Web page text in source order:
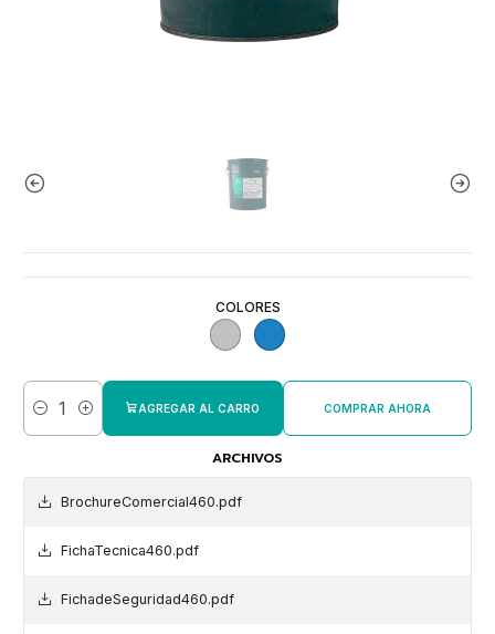
COLORES
Cantidad
AGREGAR AL CARRO COMPRAR AHORA
ARCHIVOS
BrochureComercial460.pdf
FichaTecnica460.pdf
FichadeSeguridad460.pdf